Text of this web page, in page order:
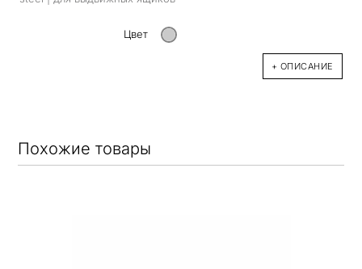
Цвет
+ ОПИСАНИЕ
Похожие товары